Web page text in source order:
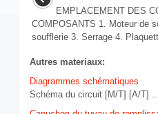
EMPLACEMENT DES
COMPOSANTS 1. Moteur de
soufflerie 3. Serrage 4.
Autres materiaux:
Diagrammes schématiques
Schéma du circuit [M/T] [A/T]